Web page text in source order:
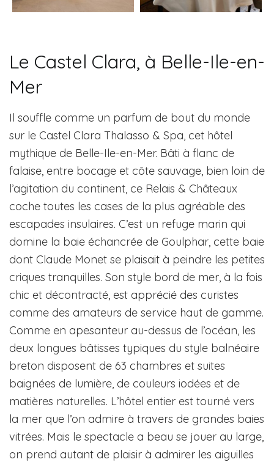
Le Castel Clara, à Belle-Ile-en-
Mer
Il souffle comme un parfum de bout du monde
sur le Castel Clara Thalasso & Spa, cet hôtel
mythique de Belle-Ile-en-Mer. Bâti à flanc de
falaise, entre bocage et côte sauvage, bien loin de
l’agitation du continent, ce Relais & Châteaux
coche toutes les cases de la plus agréable des
escapades insulaires. C’est un refuge marin qui
domine la baie échancrée de Goulphar, cette baie
dont Claude Monet se plaisait à peindre les petites
criques tranquilles. Son style bord de mer, à la fois
chic et décontracté, est apprécié des curistes
comme des amateurs de service haut de gamme.
Comme en apesanteur au-dessus de l’océan, les
deux longues bâtisses typiques du style balnéaire
breton disposent de 63 chambres et suites
baignées de lumière, de couleurs iodées et de
matières naturelles. L’hôtel entier est tourné vers
la mer que l’on admire à travers de grandes baies
vitrées. Mais le spectacle a beau se jouer au large,
on prend autant de plaisir à admirer les aiguilles